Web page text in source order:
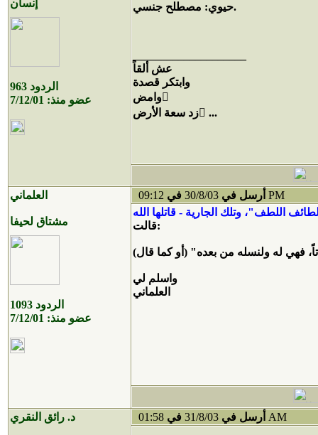
إنسان
الردود
عضو منذ:
حيوي: مصطلح جنسي.
عش ألقاً
وابتكر قصدة
وامض ِ
زد سعة الأرض ِ...
العلماني
مشتاق لحيفا
الردود
عضو منذ:
أرسل في في 09:12 PM
قالت:
واسلم لي
العلماني
د. رائق النقري أرسل في في 01:58 AM